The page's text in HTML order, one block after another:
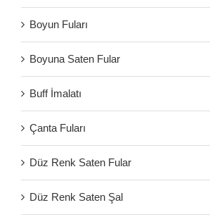
Boyun Fuları
Boyuna Saten Fular
Buff İmalatı
Çanta Fuları
Düz Renk Saten Fular
Düz Renk Saten Şal